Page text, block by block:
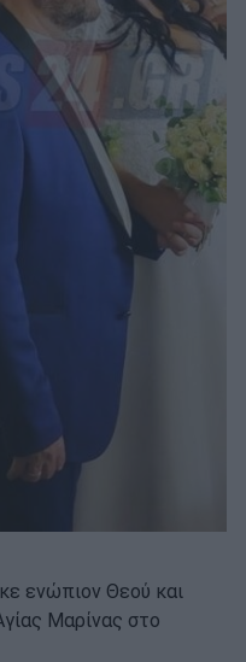
ενώπιον Θεού και
Μαρίνας στο